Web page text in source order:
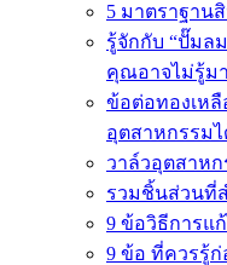
5 มาตราฐาน
รู้จักกับ “ปั๊มล
คุณอาจไม่รู้ม
ข้อต่อทองเหลื
อุตสาหกรรมไ
วาล์วอุตสาหก
รวมชิ้นส่วนที่
9 ข้อวิธีการแ
9 ข้อ ที่ควรรู้